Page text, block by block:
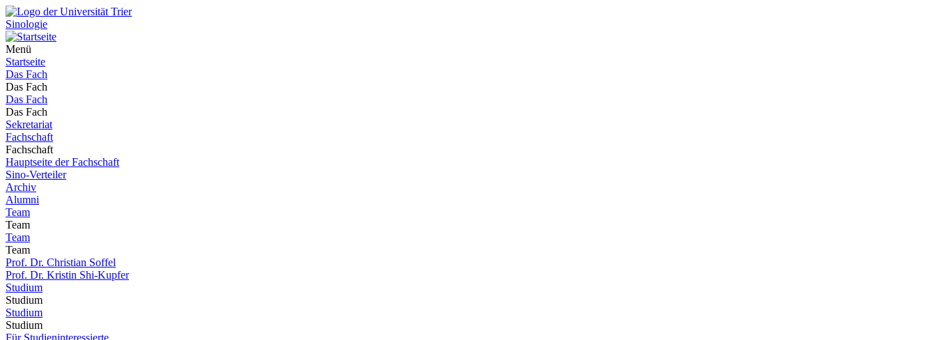
Sinologie
Menü
Startseite
Das Fach
Das Fach
Das Fach
Das Fach
Sekretariat
Fachschaft
Fachschaft
Hauptseite der Fachschaft
Sino-Verteiler
Archiv
Alumni
Team
Team
Team
Team
Prof. Dr. Christian Soffel
Prof. Dr. Kristin Shi-Kupfer
Studium
Studium
Studium
Studium
Für Studieninteressierte